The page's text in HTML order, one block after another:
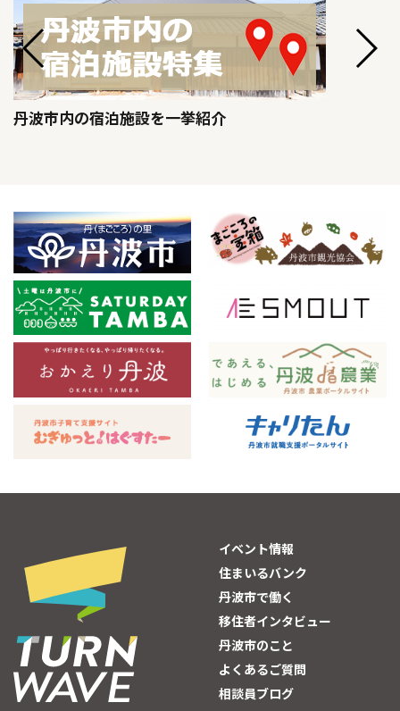
丹波市内の宿泊施設を一挙紹介
イベント情報
住まいるバンク
丹波市で働く
移住者インタビュー
丹波市のこと
よくあるご質問
相談員ブログ